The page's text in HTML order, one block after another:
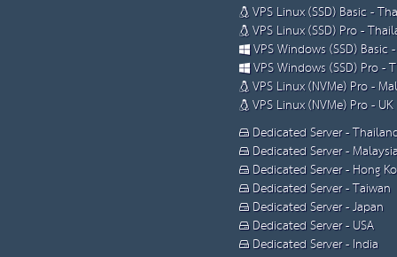
VPS Linux (SSD) Basic -
VPS Linux (SSD) Pro -
VPS Windows (SSD) Basic
VPS Windows (SSD) Pro -
VPS Linux (NVMe) Pro -
VPS Linux (NVMe) Pro - UK
Dedicated Server -
Dedicated Server -
Dedicated Server - Hong
Dedicated Server - Taiwan
Dedicated Server - Japan
Dedicated Server - USA
Dedicated Server - India